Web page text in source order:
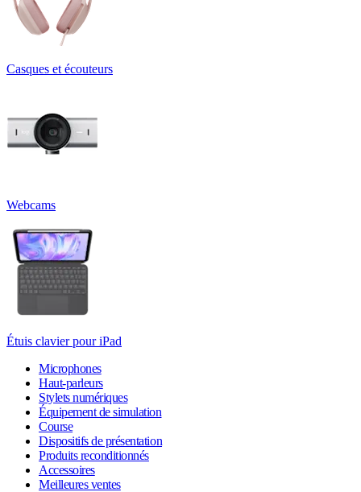
Casques et écouteurs
Webcams
Étuis clavier pour iPad
Microphones
Haut-parleurs
Stylets numériques
Équipement de simulation
Course
Dispositifs de présentation
Produits reconditionnés
Accessoires
Meilleures ventes